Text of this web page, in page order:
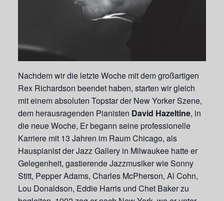
Nachdem wir die letzte Woche mit dem großartigen
Rex Richardson beendet haben, starten wir gleich
mit einem absoluten Topstar der New Yorker Szene,
dem herausragenden Pianisten David Hazeltine, in
die neue Woche, Er begann seine professionelle
Karriere mit 13 Jahren im Raum Chicago, als
Hauspianist der Jazz Gallery in Milwaukee hatte er
Gelegenheit, gastierende Jazzmusiker wie Sonny
Stitt, Pepper Adams, Charles McPherson, Al Cohn,
Lou Donaldson, Eddie Harris und Chet Baker zu